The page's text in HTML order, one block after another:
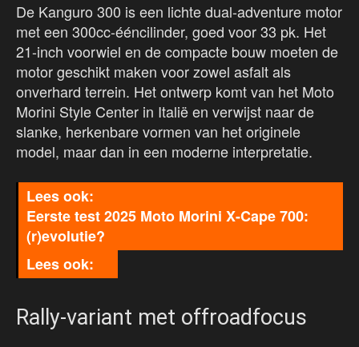
De Kanguro 300 is een lichte dual-adventure motor
met een 300cc-ééncilinder, goed voor 33 pk. Het
21-inch voorwiel en de compacte bouw moeten de
motor geschikt maken voor zowel asfalt als
onverhard terrein. Het ontwerp komt van het Moto
Morini Style Center in Italië en verwijst naar de
slanke, herkenbare vormen van het originele
model, maar dan in een moderne interpretatie.
Eerste test 2025 Moto Morini X-Cape 700:
(r)evolutie?
Rally-variant met offroadfocus